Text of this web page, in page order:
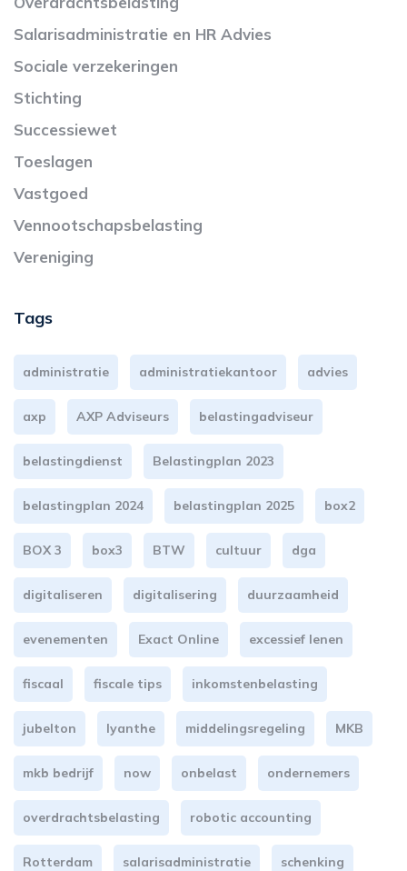
Salarisadministratie en HR Advies
Sociale verzekeringen
Stichting
Successiewet
Toeslagen
Vastgoed
Vennootschapsbelasting
Vereniging
Tags
administratie administratiekantoor advies
axp AXP Adviseurs belastingadviseur
belastingdienst Belastingplan 2023
belastingplan 2024 belastingplan 2025 box2
BOX 3 box3 BTW cultuur dga
digitaliseren digitalisering duurzaamheid
evenementen Exact Online excessief lenen
fiscaal fiscale tips inkomstenbelasting
jubelton lyanthe middelingsregeling MKB
mkb bedrijf now onbelast ondernemers
overdrachtsbelasting robotic accounting
Rotterdam salarisadministratie schenking